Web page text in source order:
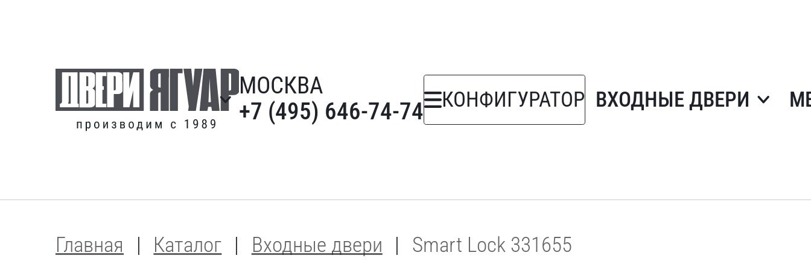
МОСКВА
+7 (495) 646-74-74
КОНФИГУРАТОР ВХОДНЫЕ ДВЕРИ
Главная Каталог Входные двери Smart Lock 331655